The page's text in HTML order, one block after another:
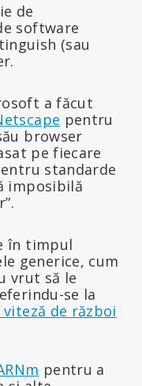
de
software
(sau
a făcut
pentru
browser
pe fiecare
standarde
imposibilă
în timpul
generice, cum
vrut să le
se la
de război
pentru a